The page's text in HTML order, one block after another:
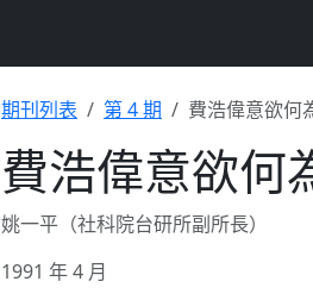
期刊列表 第 4 期 費浩偉意欲何
費浩偉意欲何
姚一平（社科院台研所副所長）
1991 年 4 月